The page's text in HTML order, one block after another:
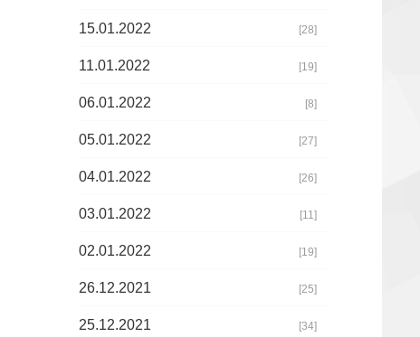
15.01.2022 [28]
11.01.2022 [19]
06.01.2022 [8]
05.01.2022 [27]
04.01.2022 [26]
03.01.2022 [11]
02.01.2022 [19]
26.12.2021 [25]
25.12.2021 [34]